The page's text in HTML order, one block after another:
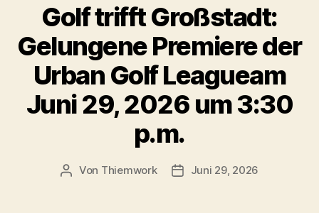
Golf trifft Großstadt:
Gelungene Premiere der
Urban Golf Leagueam
Juni 29, 2026 um 3:30
p.m.
Beitragsautor
Von Thiemwork Veröffentlichungsdatum
Juni 29, 2026